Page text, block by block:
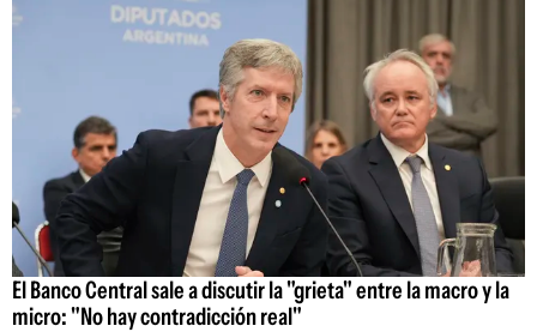
El Banco Central sale a discutir la "grieta" entre la macro y la
micro: "No hay contradicción real"